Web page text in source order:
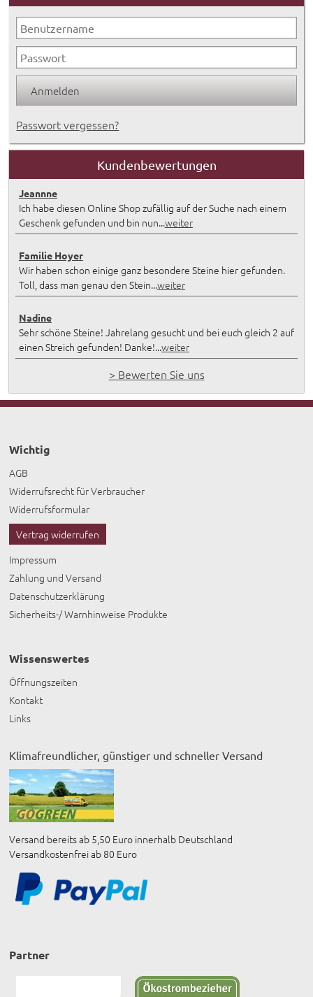
Passwort vergessen?
Kundenbewertungen
Jeannne
Ich habe diesen Online Shop zufällig auf der Suche nach einem
Geschenk gefunden und bin nun...weiter
Familie Hoyer
Wir haben schon einige ganz besondere Steine hier gefunden.
Toll, dass man genau den Stein...weiter
Nadine
Sehr schöne Steine! Jahrelang gesucht und bei euch gleich 2 auf
einen Streich gefunden! Danke!...weiter
> Bewerten Sie uns
Wichtig
AGB
Widerrufsrecht für Verbraucher
Widerrufsformular
Vertrag widerrufen
Impressum
Zahlung und Versand
Datenschutzerklärung
Sicherheits-/ Warnhinweise Produkte
Wissenswertes
Öffnungszeiten
Kontakt
Links
Klimafreundlicher, günstiger und schneller Versand
Versand bereits ab 5,50 Euro innerhalb Deutschland
Versandkostenfrei ab 80 Euro
Partner